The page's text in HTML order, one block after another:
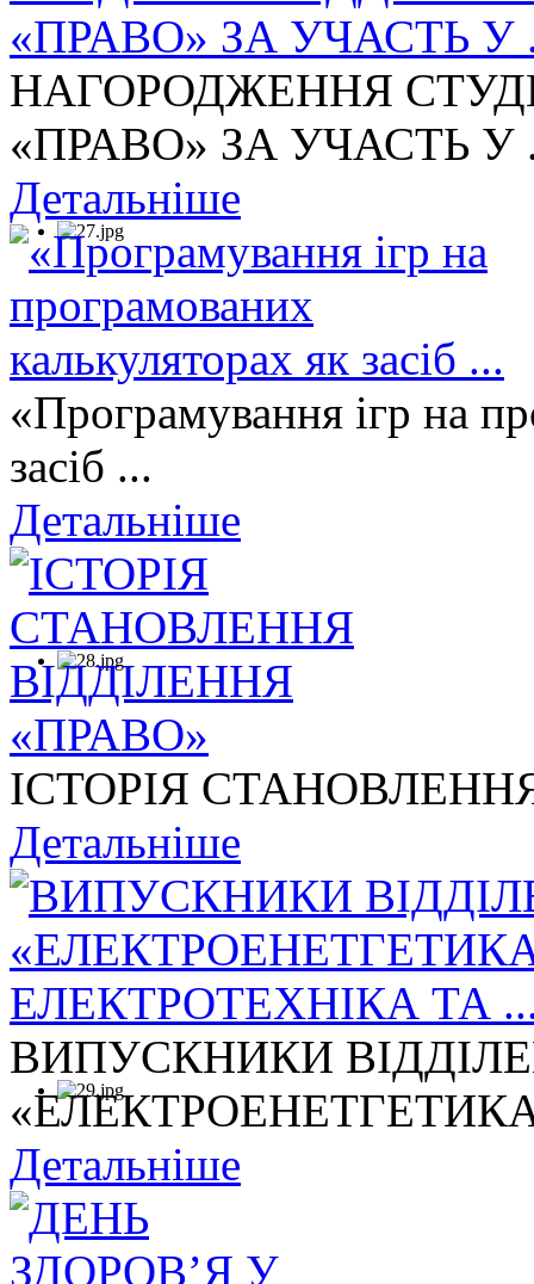
НАГОРОДЖЕННЯ
«ПРАВО» ЗА УЧАСТЬ У
Детальніше
«Програмування ігр на
засіб ...
Детальніше
ІСТОРІЯ
Детальніше
ВИПУСКНИКИ
Детальніше